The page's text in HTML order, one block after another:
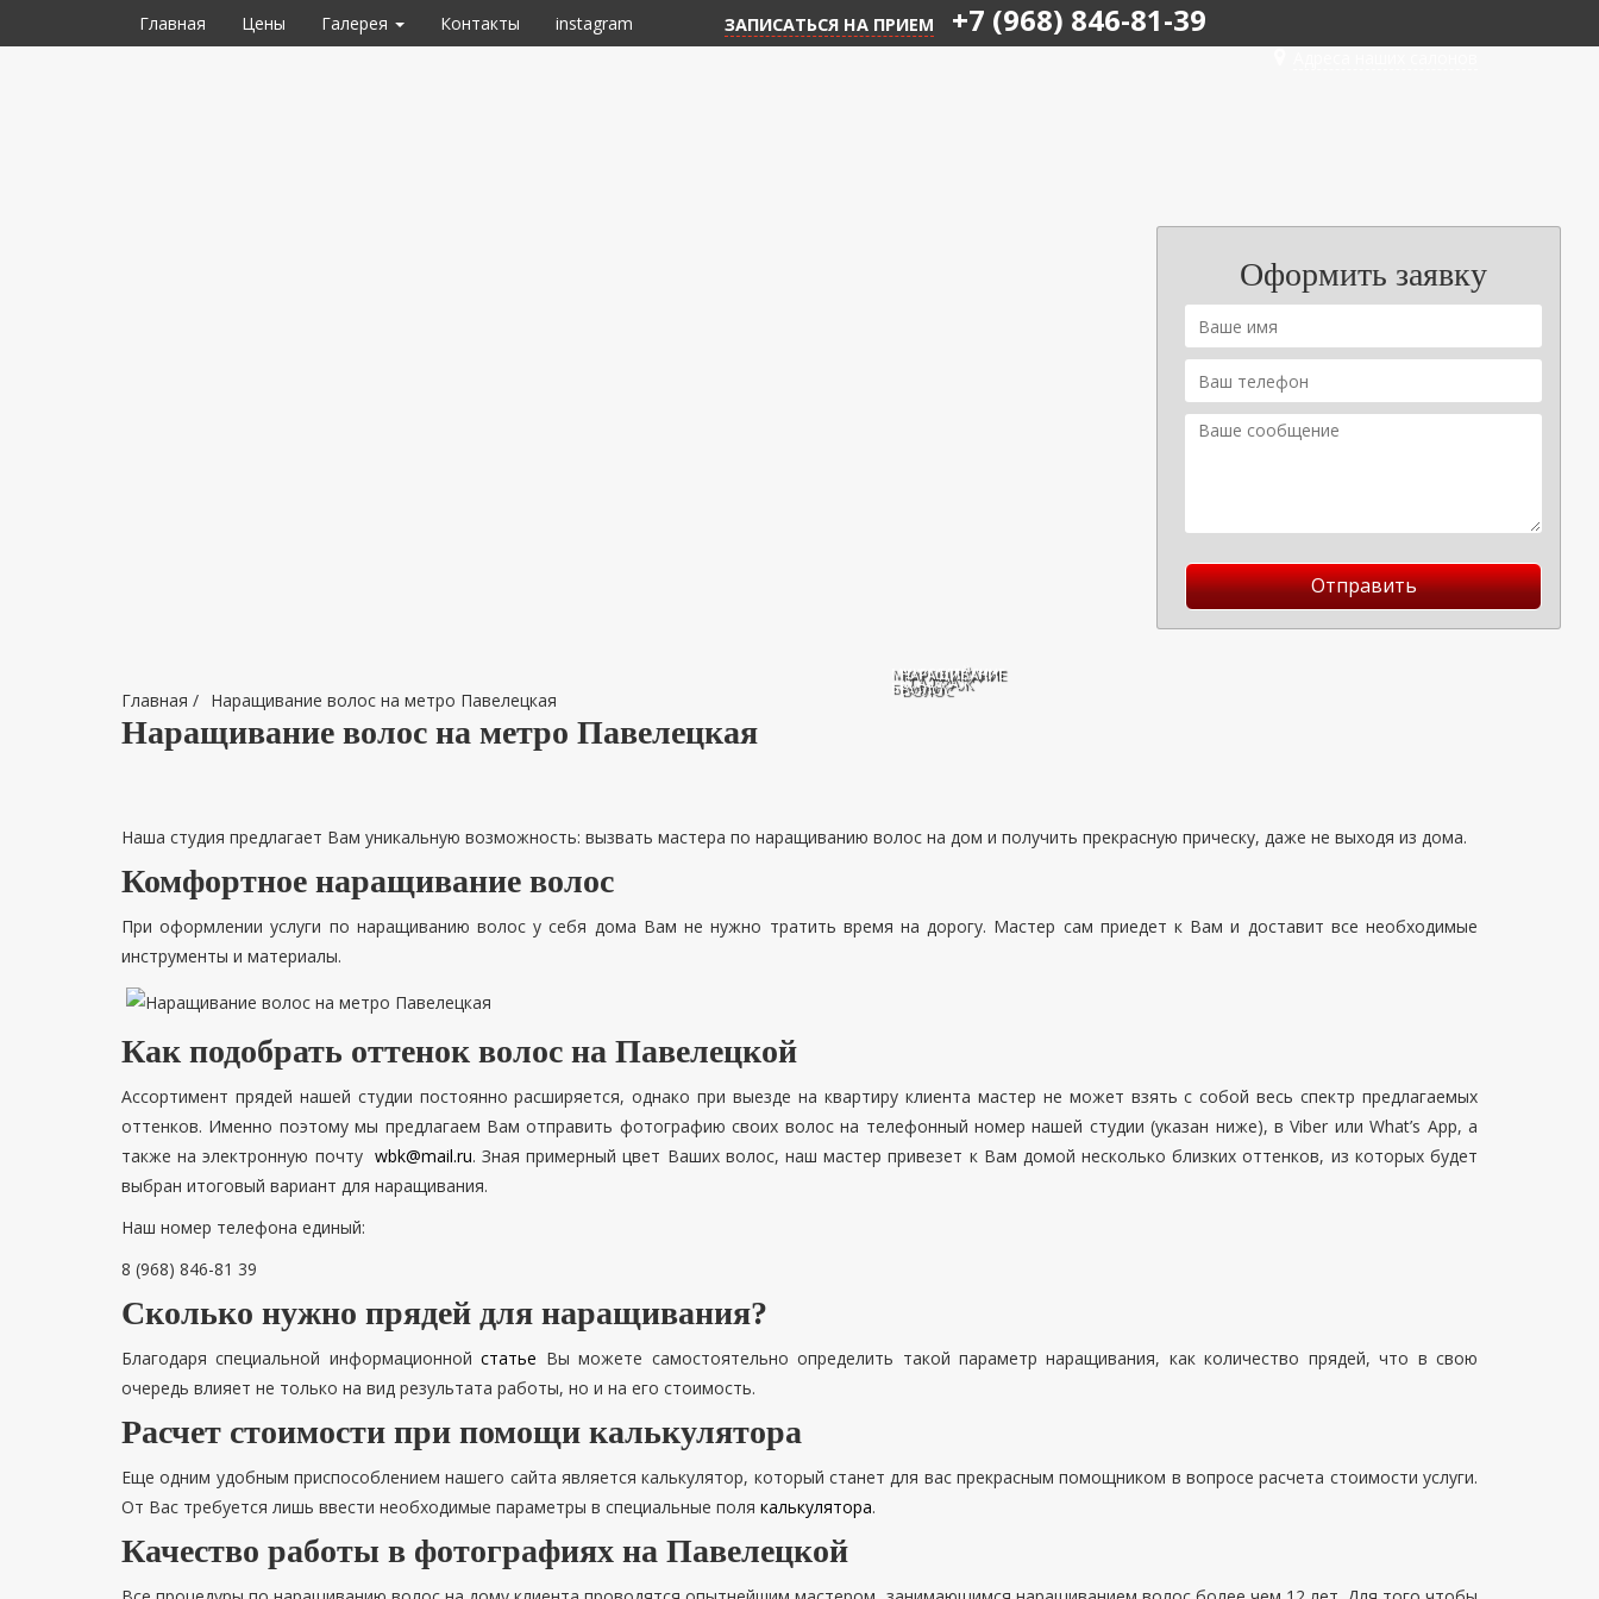
Главная Цены Галерея Контакты instagram ЗАПИСАТЬСЯ НА ПРИЕМ +7 (968) 846-81-39
Оформить заявку
Отправить
МИКРОБЛЕЙДИНГ
БРОВЕЙ
ТАТУАЖ
НАРАЩИВАНИЕ
ВОЛОС
Главная / Наращивание волос на метро Павелецкая
Наращивание волос на метро Павелецкая
Наша студия предлагает Вам уникальную возможность: вызвать мастера по наращиванию волос на дом и получить прекрасную прическу, даже не выходя из дома.
Комфортное наращивание волос
При оформлении услуги по наращиванию волос у себя дома Вам не нужно тратить время на дорогу. Мастер сам приедет к Вам и доставит все необходимые
инструменты и материалы.
Как подобрать оттенок волос на Павелецкой
Ассортимент прядей нашей студии постоянно расширяется, однако при выезде на квартиру клиента мастер не может взять с собой весь спектр предлагаемых
оттенков. Именно поэтому мы предлагаем Вам отправить фотографию своих волос на телефонный номер нашей студии (указан ниже), в Viber или What’s App, а
также на электронную почту wbk@mail.ru. Зная примерный цвет Ваших волос, наш мастер привезет к Вам домой несколько близких оттенков, из которых будет
выбран итоговый вариант для наращивания.
Наш номер телефона единый:
8 (968) 846-81 39
Сколько нужно прядей для наращивания?
Благодаря специальной информационнойстатье Вы можете самостоятельно определить такой параметр наращивания, как количество прядей, что в свою
очередь влияет не только на вид результата работы, но и на его стоимость.
Расчет стоимости при помощи калькулятора
Еще одним удобным приспособлением нашего сайта является калькулятор, который станет для вас прекрасным помощником в вопросе расчета стоимости услуги.
От Вас требуется лишь ввести необходимые параметры в специальные поля калькулятора.
Качество работы в фотографиях на Павелецкой